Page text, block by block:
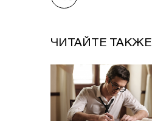
ЧИТАЙТЕ ТАКЖЕ